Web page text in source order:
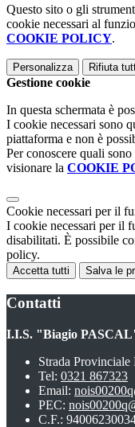
Questo sito o gli
cookie necessari al
COOKIE POLICY.
Personalizza Rifiuta
Gestione cookie
In questa schermata è
I cookie necessari sono
piattaforma e non è
Per conoscere quali
visionare la COOKIE
Cookie necessari per il
I cookie necessari per il
disabilitati. È possibile
policy.
Accetta tutti Salva le
Contatti
I.I.S. "Biagio
Strada
Tel: 0321 867323
Email:
PEC:
C.F.: